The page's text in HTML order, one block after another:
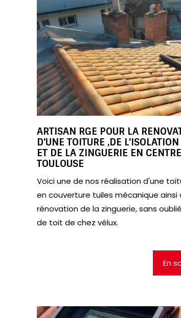
ARTISAN RGE POUR LA
D'UNE TOITURE ,DE
ET DE LA ZINGUERIE EN
TOULOUSE
Voici une de nos réalisation d'une
en couverture tuiles mécanique ainsi
rénovation de la zinguerie, sans
de toit de chez vélux.
En